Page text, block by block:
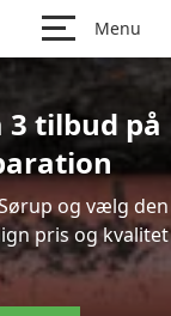
Menu
3 tilbud på
og vælg den
pris og kvalitet